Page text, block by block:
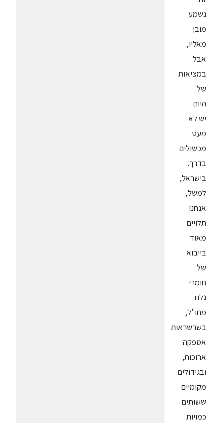
נשמע
מובן
מאליו,
אבל
במציאות
של
היום
יש לא
מעט
מכשולים
בדרך.
בישראל,
למשל,
אנחנו
תלויים
מאוד
בייבוא
של
חומרי
גלם
מחו"ל,
בשרשראות
אספקה
ארוכות,
ובגידולים
מקומיים
ששותים
כמויות